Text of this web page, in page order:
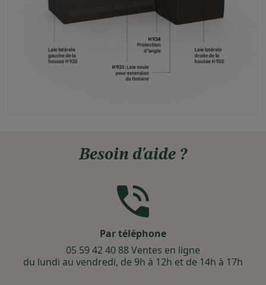
Besoin d'aide ?
Par téléphone
05 59 42 40 88 Ventes en ligne
du lundi au vendredi, de 9h à 12h et de 14h à 17h